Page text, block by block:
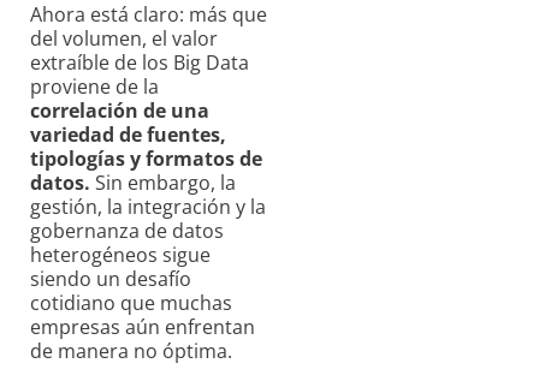
Ahora está claro: más que
del volumen, el valor
extraíble de los Big Data
proviene de la
correlación de una
variedad de fuentes,
tipologías y formatos de
datos. Sin embargo, la
gestión, la integración y la
gobernanza de datos
heterogéneos sigue
siendo un desafío
cotidiano que muchas
empresas aún enfrentan
de manera no óptima.